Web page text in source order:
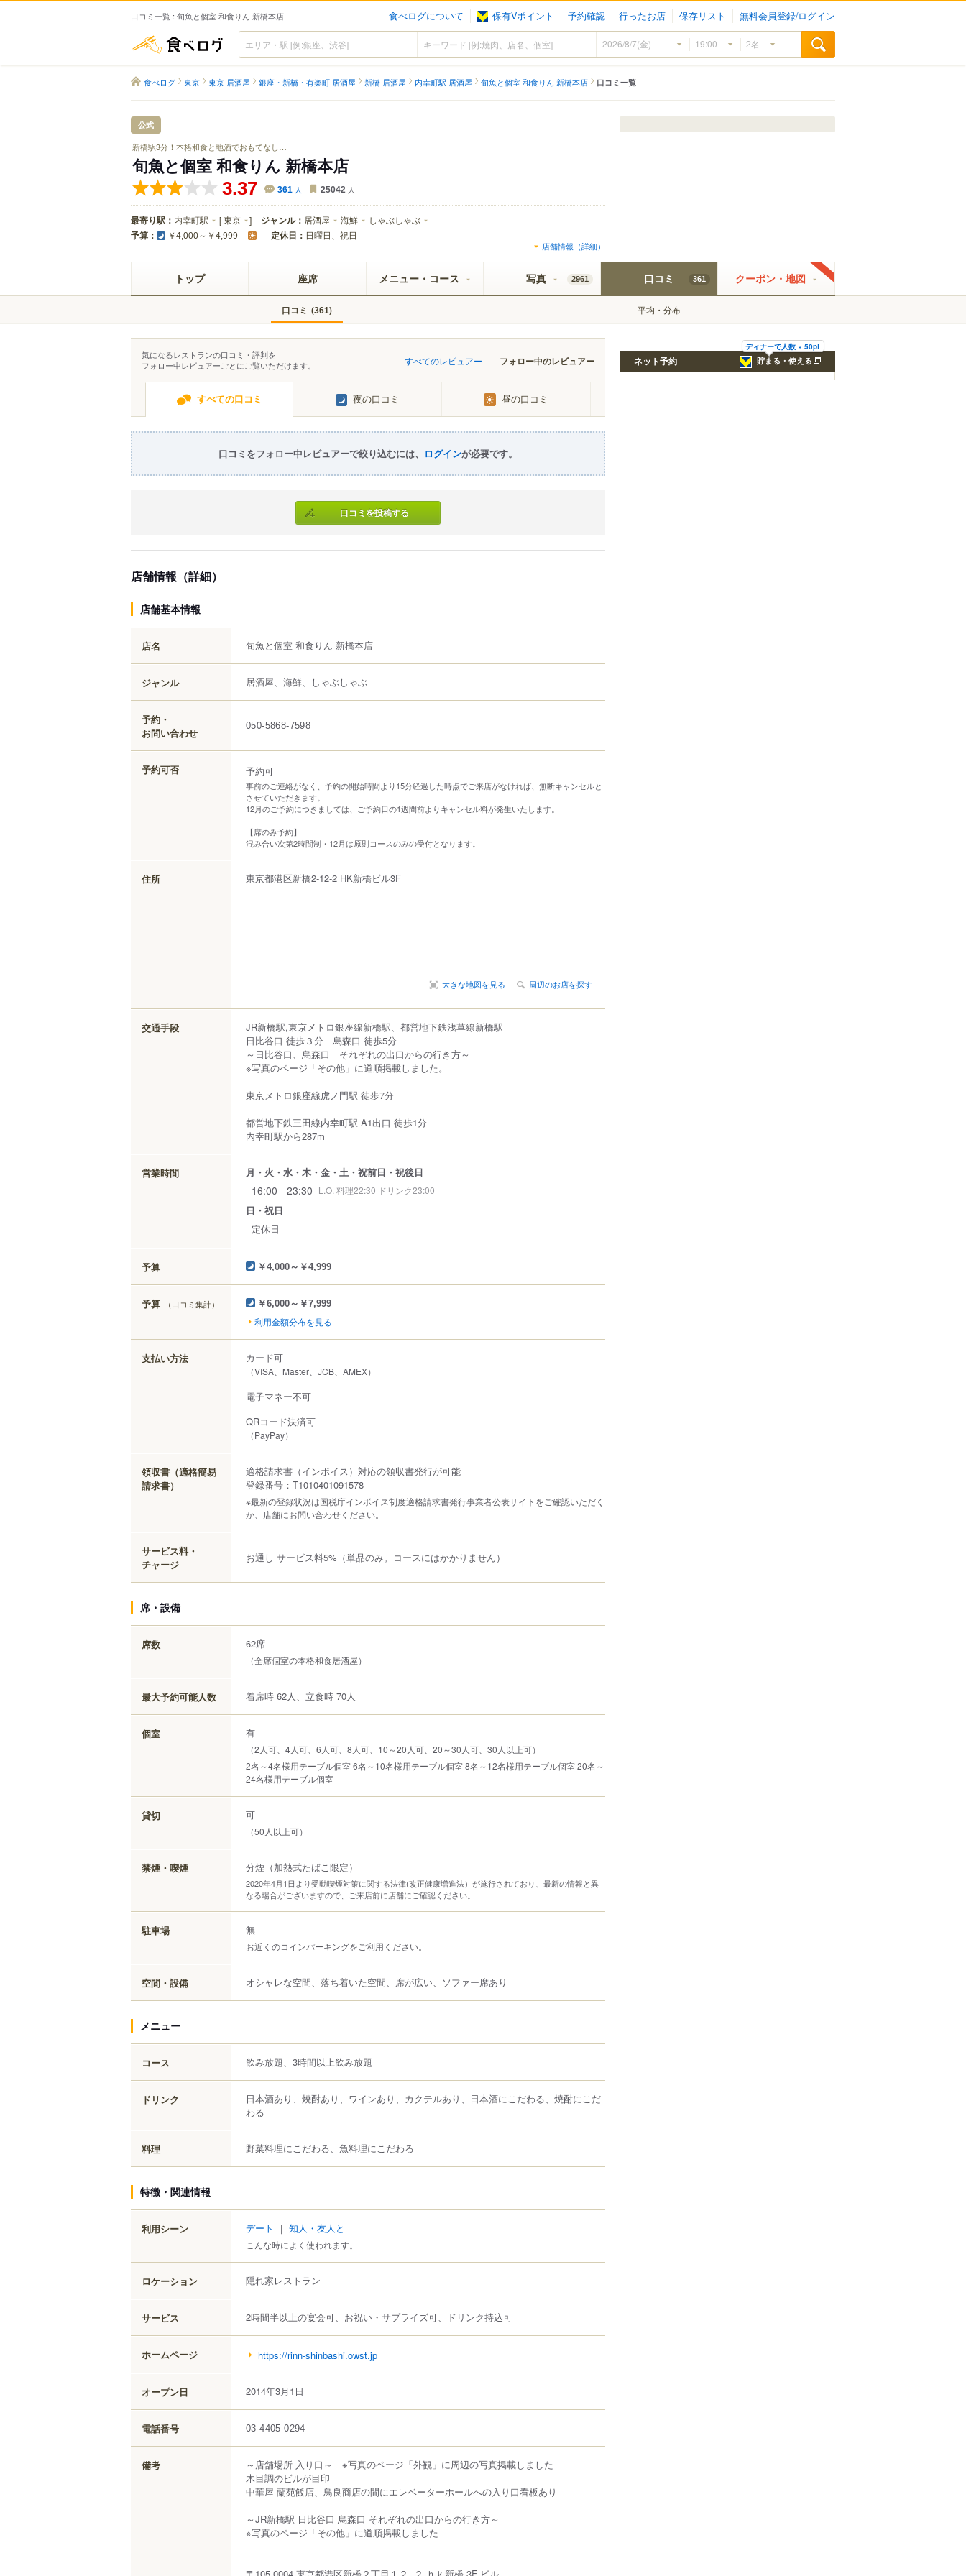
口コミ一覧 : 旬魚と個室 和食りん 新橋本店 食べログについて 保有Vポイント 予約確認 行ったお店 保存リスト 無料会員登録/ログイン
食べログ
食べログ 東京 東京 居酒屋 銀座・新橋・有楽町 居酒屋 新橋 居酒屋 内幸町駅 居酒屋 旬魚と個室 和食りん 新橋本店 口コミ一覧
公式
新橋駅3分！本格和食と地酒でおもてなし…
旬魚と個室 和食りん 新橋本店
3.37 361 人 25042 人
最寄り駅： 内幸町駅 [東京 ] ジャンル： 居酒屋 海鮮 しゃぶしゃぶ
予算： ￥4,000～￥4,999 - 定休日： 日曜日、祝日
店舗情報（詳細）
トップ 座席 メニュー・コース 写真 2961 口コミ 361
口コミ (361) 平均・分布
クーポン・地図
気になるレストランの口コミ・評判を
フォロー中レビュアーごとにご覧いただけます。
すべてのレビュアー フォロー中のレビュアー
すべての口コミ 夜の口コミ 昼の口コミ
口コミをフォロー中レビュアーで絞り込むには、 ログインが必要です。
口コミを投稿する
店舗情報（詳細）
店舗基本情報
店名 旬魚と個室 和食りん 新橋本店
ジャンル 居酒屋、海鮮、しゃぶしゃぶ
予約・
お問い合わせ
050-5868-7598
予約可否 予約可
事前のご連絡がなく、予約の開始時間より15分経過した時点でご来店がなければ、無断キャンセルと
させていただきます。
12月のご予約につきましては、ご予約日の1週間前よりキャンセル料が発生いたします。
【席のみ予約】
混み合い次第2時間制・12月は原則コースのみの受付となります。
住所 東京都港区新橋2-12-2 HK新橋ビル3F
大きな地図を見る 周辺のお店を探す
交通手段
JR新橋駅,東京メトロ銀座線新橋駅、都営地下鉄浅草線新橋駅
日比谷口 徒歩３分 烏森口 徒歩5分
～日比谷口、烏森口 それぞれの出口からの行き方～
※写真のページ「その他」に道順掲載しました。
東京メトロ銀座線虎ノ門駅 徒歩7分
都営地下鉄三田線内幸町駅 A1出口 徒歩1分
内幸町駅から287m
営業時間 月・火・水・木・金・土・祝前日・祝後日
16:00 - 23:30 L.O. 料理22:30 ドリンク23:00
日・祝日
定休日
予算 ￥4,000～￥4,999
予算 （口コミ集計） ￥6,000～￥7,999
利用金額分布を見る
支払い方法 カード可
（VISA、Master、JCB、AMEX）
電子マネー不可
QRコード決済可
（PayPay）
領収書（適格簡易
請求書）
適格請求書（インボイス）対応の領収書発行が可能
登録番号：T1010401091578
※最新の登録状況は国税庁インボイス制度適格請求書発行事業者公表サイトをご確認いただく
か、店舗にお問い合わせください。
サービス料・
チャージ
お通し サービス料5%（単品のみ。コースにはかかりません）
席・設備
席数 62席
（全席個室の本格和食居酒屋）
最大予約可能人数 着席時 62人、立食時 70人
個室 有
（2人可、4人可、6人可、8人可、10～20人可、20～30人可、30人以上可）
2名～4名様用テーブル個室 6名～10名様用テーブル個室 8名～12名様用テーブル個室 20名～
24名様用テーブル個室
貸切 可
（50人以上可）
禁煙・喫煙 分煙（加熱式たばこ限定）
2020年4月1日より受動喫煙対策に関する法律(改正健康増進法）が施行されており、最新の情報と異
なる場合がございますので、ご来店前に店舗にご確認ください。
駐車場 無
お近くのコインパーキングをご利用ください。
空間・設備 オシャレな空間、落ち着いた空間、席が広い、ソファー席あり
メニュー
コース 飲み放題、3時間以上飲み放題
ドリンク
日本酒あり、焼酎あり、ワインあり、カクテルあり、日本酒にこだわる、焼酎にこだ
わる
料理 野菜料理にこだわる、魚料理にこだわる
特徴・関連情報
利用シーン デート ｜ 知人・友人と
こんな時によく使われます。
ロケーション 隠れ家レストラン
サービス 2時間半以上の宴会可、お祝い・サプライズ可、ドリンク持込可
ホームページ https://rinn-shinbashi.owst.jp
オープン日 2014年3月1日
電話番号 03-4405-0294
備考
～店舗場所 入り口～ ※写真のページ「外観」に周辺の写真掲載しました
木目調のビルが目印
中華屋 蘭苑飯店、鳥良商店の間にエレベーターホールへの入り口看板あり
～JR新橋駅 日比谷口 烏森口 それぞれの出口からの行き方～
※写真のページ「その他」に道順掲載しました
ディナーで人数 × 50pt
貯まる・使える
ネット予約